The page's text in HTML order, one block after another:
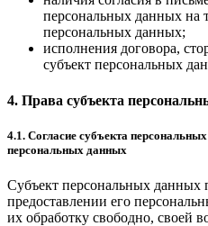
персональных данных на
персональных данных;
исполнения договора,
субъект персональных
4. Права субъекта
4.1. Согласие субъекта
персональных данных
Субъект персональных данных
предоставлении его
их обработку свободно, своей